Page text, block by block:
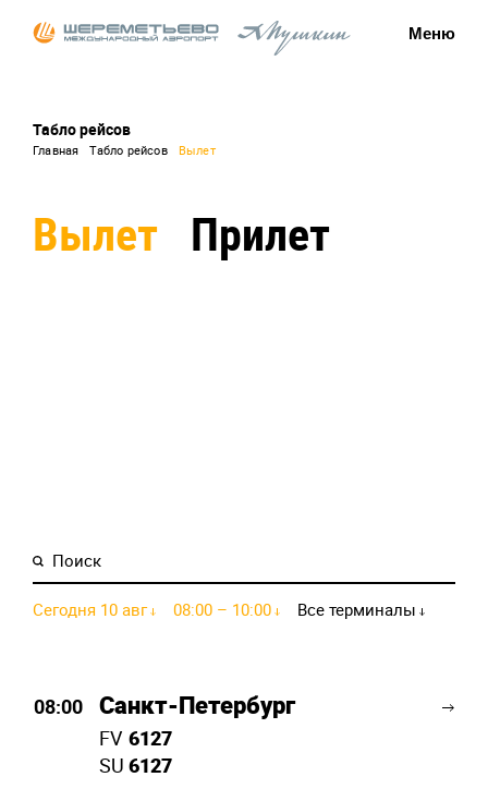
Меню
Табло рейсов
Главная Табло рейсов Вылет
Вылет Прилет
Сегодня 10 авг 08:00 – 10:00 Все терминалы
08:00 Санкт-Петербург
FV 6127
SU 6127